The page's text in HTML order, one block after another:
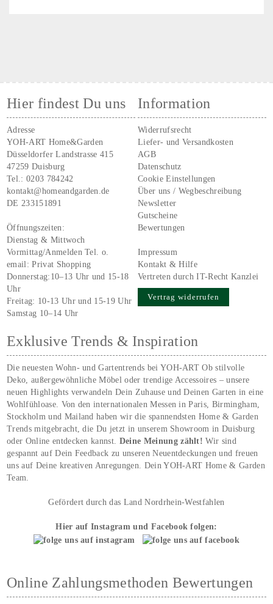
Hier findest Du uns
Adresse
YOH-ART Home&Garden
Düsseldorfer Landstrasse 415
47259 Duisburg
Tel.:0203 784242
kontakt@homeandgarden.de
DE 233151891
Öffnungszeiten:
Dienstag & Mittwoch
Vormittag/Anmelden Tel. o.
email:Privat Shopping
Donnerstag:10–13 Uhr und 15-18
Uhr
Freitag: 10-13 Uhr und 15-19 Uhr
Samstag 10–14 Uhr
Information
Widerrufsrecht
Liefer- und Versandkosten
AGB
Datenschutz
Cookie Einstellungen
Über uns / Wegbeschreibung
Newsletter
Gutscheine
Bewertungen
Impressum
Kontakt & Hilfe
Vertreten durch IT-Recht Kanzlei
Vertrag widerrufen
Exklusive Trends & Inspiration
Die neuesten Wohn- und Gartentrends bei YOH‑ART Ob stilvolle
Deko, außergewöhnliche Möbel oder trendige Accessoires – unsere
neuen Highlights verwandeln Dein Zuhause und Deinen Garten in eine
Wohlfühloase. Von den internationalen Messen in Paris, Birmingham,
Stockholm und Mailand haben wir die spannendsten Home & Garden
Trends mitgebracht, die Du jetzt in unserem Showroom in Duisburg
oder Online entdecken kannst. Deine Meinung zählt!Wir sind
gespannt auf Dein Feedback zu unseren Neuentdeckungen und freuen
uns auf Deine kreativen Anregungen. Dein YOH‑ART Home & Garden
Team.
Gefördert durch das Land Nordrhein-Westfahlen
Hier auf Instagram und Facebook folgen:
Online Zahlungsmethoden Bewertungen